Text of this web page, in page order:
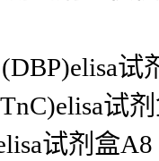
试
试
试剂盒